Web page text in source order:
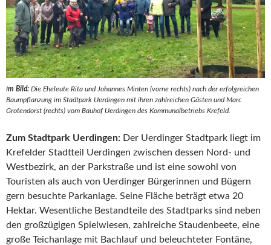
Im Bild: Die Eheleute Rita und Johannes Minten (vorne rechts) nach der erfolgreichen
Baumpflanzung im Stadtpark Uerdingen mit ihren zahlreichen Gästen und Marc
Grotendorst (rechts) vom Bauhof Uerdingen des Kommunalbetriebs Krefeld.
Zum Stadtpark Uerdingen: Der Uerdinger Stadtpark liegt im
Krefelder Stadtteil Uerdingen zwischen dessen Nord- und
Westbezirk, an der Parkstraße und ist eine sowohl von
Touristen als auch von Uerdinger Bürgerinnen und Bügern
gern besuchte Parkanlage. Seine Fläche beträgt etwa 20
Hektar. Wesentliche Bestandteile des Stadtparks sind neben
den großzügigen Spielwiesen, zahlreiche Staudenbeete, eine
große Teichanlage mit Bachlauf und beleuchteter Fontäne,